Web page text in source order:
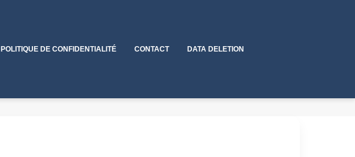
POLITIQUE DE CONFIDENTIALITÉ CONTACT DATA DELETION